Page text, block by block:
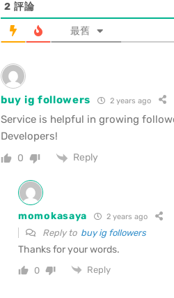
2 評論
最舊
buy ig followers 2 years ago
Service is helpful in growing
Developers!
0 Reply
momokasaya 2 years ago
Reply to buy ig followers
Thanks for your words.
0 Reply